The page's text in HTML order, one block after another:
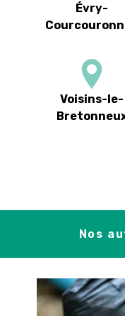
Évry-
Voisins-le-
Nos